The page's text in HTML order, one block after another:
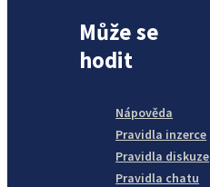
Může se
hodit
Nápověda
Pravidla inzerce
Pravidla diskuze
Pravidla chatu